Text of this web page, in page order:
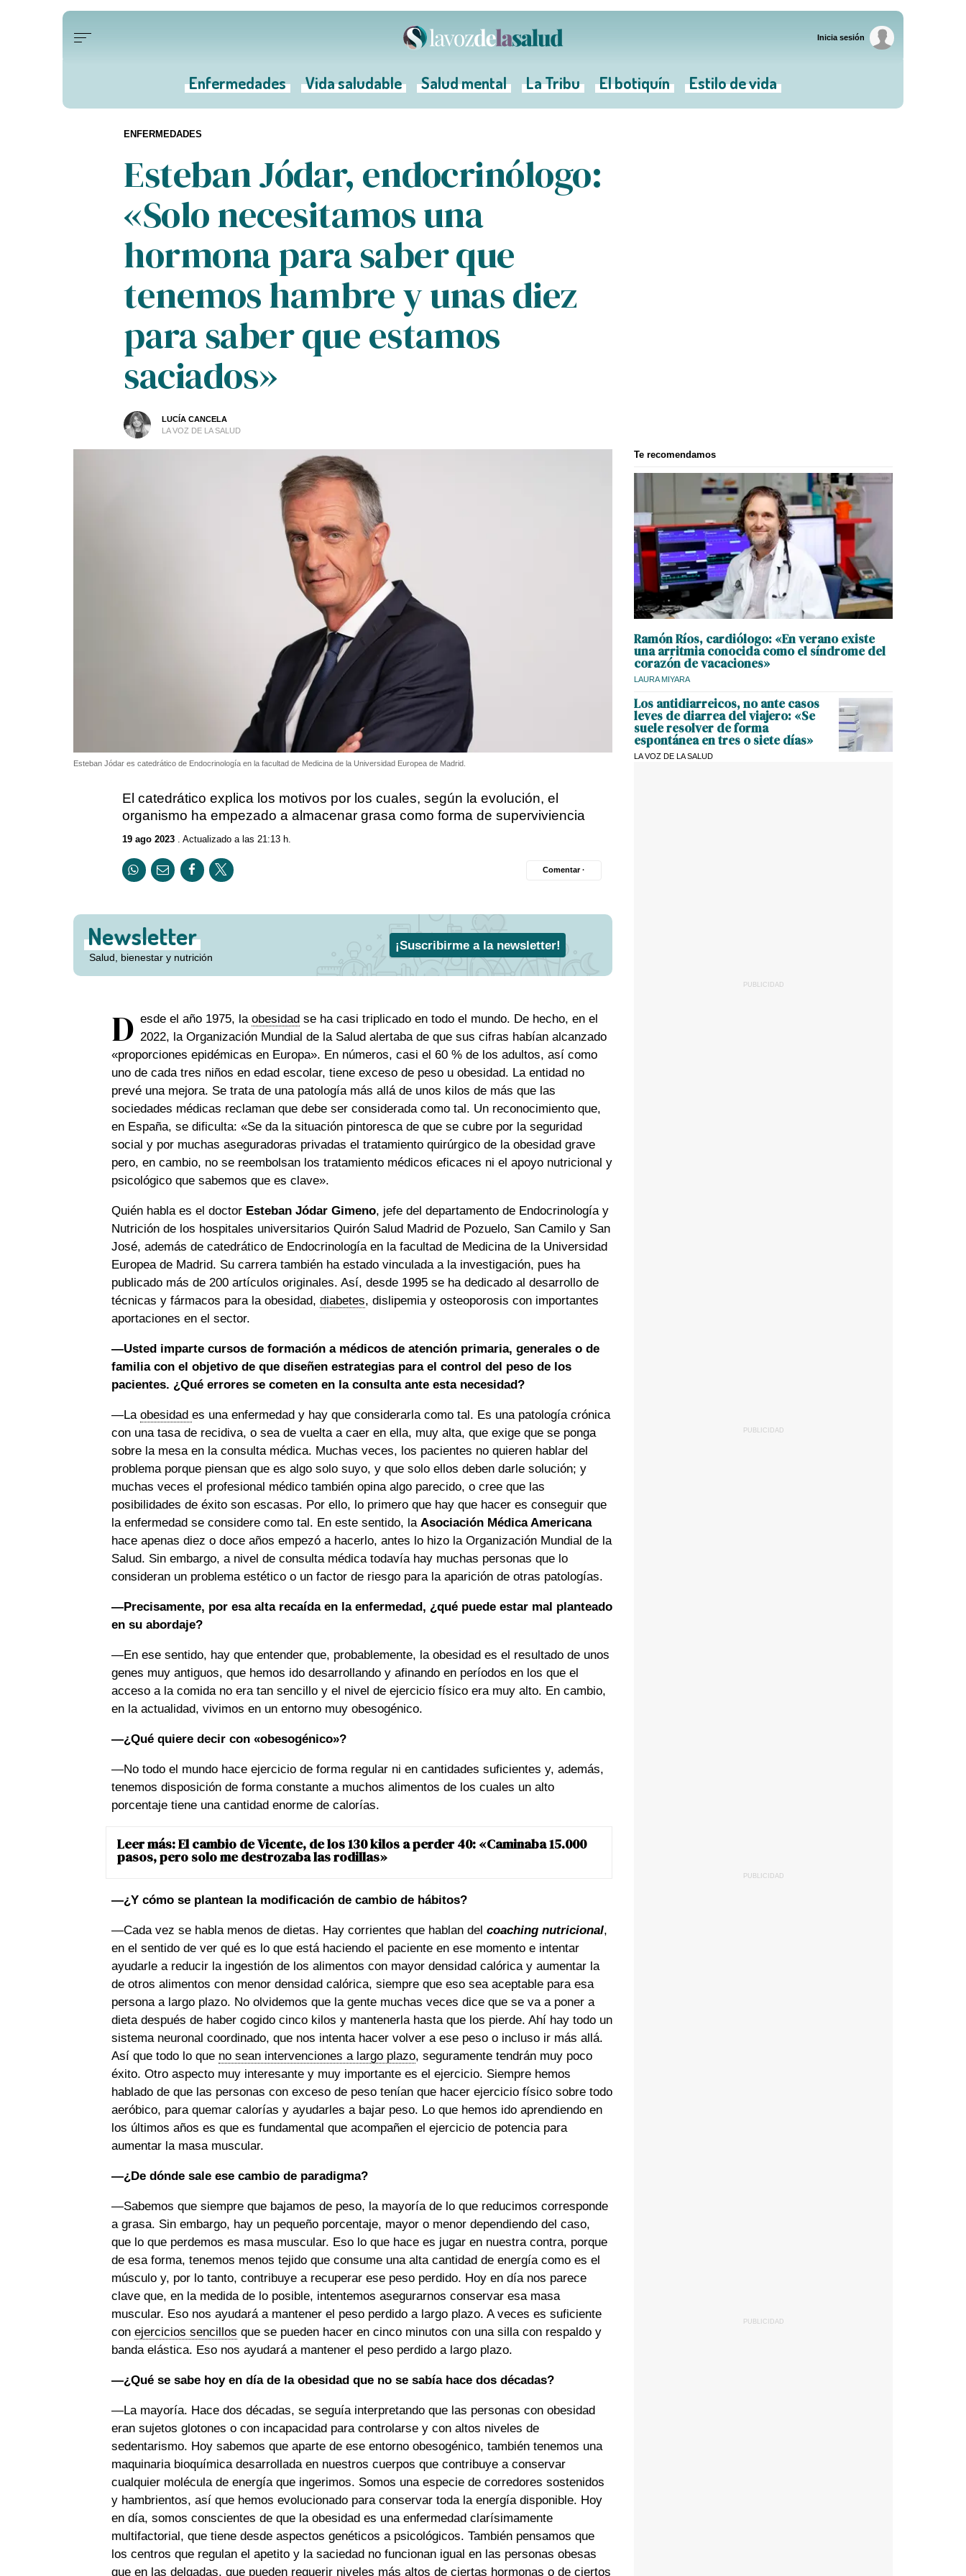
Inicia sesión
Enfermedades Vida saludable Salud mental La Tribu El botiquín Estilo de vida
Esteban Jódar, endocrinólogo:
«Solo necesitamos una
hormona para saber que
tenemos hambre y unas diez
para saber que estamos
saciados»
LUCÍA CANCELA
LA VOZ DE LA SALUD
ENFERMEDADES
Esteban Jódar es catedrático de Endocrinología en la facultad de Medicina de la Universidad Europea de Madrid.
El catedrático explica los motivos por los cuales, según la evolución, el
organismo ha empezado a almacenar grasa como forma de superviviencia
19 ago 2023. Actualizado a las 21:13 h.
Comentar ·
Newsletter
Salud, bienestar y nutrición
¡Suscribirme a la newsletter!
D esde el año 1975, la obesidad se ha casi triplicado en todo el mundo. De hecho, en el
2022, la Organización Mundial de la Salud alertaba de que sus cifras habían alcanzado
«proporciones epidémicas en Europa». En números, casi el 60 % de los adultos, así como
uno de cada tres niños en edad escolar, tiene exceso de peso u obesidad. La entidad no
prevé una mejora. Se trata de una patología más allá de unos kilos de más que las
sociedades médicas reclaman que debe ser considerada como tal. Un reconocimiento que,
en España, se dificulta: «Se da la situación pintoresca de que se cubre por la seguridad
social y por muchas aseguradoras privadas el tratamiento quirúrgico de la obesidad grave
pero, en cambio, no se reembolsan los tratamiento médicos eficaces ni el apoyo nutricional y
psicológico que sabemos que es clave».
Quién habla es el doctor Esteban Jódar Gimeno, jefe del departamento de Endocrinología y
Nutrición de los hospitales universitarios Quirón Salud Madrid de Pozuelo, San Camilo y San
José, además de catedrático de Endocrinología en la facultad de Medicina de la Universidad
Europea de Madrid. Su carrera también ha estado vinculada a la investigación, pues ha
publicado más de 200 artículos originales. Así, desde 1995 se ha dedicado al desarrollo de
técnicas y fármacos para la obesidad, diabetes, dislipemia y osteoporosis con importantes
aportaciones en el sector.
—Usted imparte cursos de formación a médicos de atención primaria, generales o de
familia con el objetivo de que diseñen estrategias para el control del peso de los
pacientes. ¿Qué errores se cometen en la consulta ante esta necesidad?
—La obesidad es una enfermedad y hay que considerarla como tal. Es una patología crónica
con una tasa de recidiva, o sea de vuelta a caer en ella, muy alta, que exige que se ponga
sobre la mesa en la consulta médica. Muchas veces, los pacientes no quieren hablar del
problema porque piensan que es algo solo suyo, y que solo ellos deben darle solución; y
muchas veces el profesional médico también opina algo parecido, o cree que las
posibilidades de éxito son escasas. Por ello, lo primero que hay que hacer es conseguir que
la enfermedad se considere como tal. En este sentido, la Asociación Médica Americana
hace apenas diez o doce años empezó a hacerlo, antes lo hizo la Organización Mundial de la
Salud. Sin embargo, a nivel de consulta médica todavía hay muchas personas que lo
consideran un problema estético o un factor de riesgo para la aparición de otras patologías.
—Precisamente, por esa alta recaída en la enfermedad, ¿qué puede estar mal planteado
en su abordaje?
—En ese sentido, hay que entender que, probablemente, la obesidad es el resultado de unos
genes muy antiguos, que hemos ido desarrollando y afinando en períodos en los que el
acceso a la comida no era tan sencillo y el nivel de ejercicio físico era muy alto. En cambio,
en la actualidad, vivimos en un entorno muy obesogénico.
—¿Qué quiere decir con «obesogénico»?
—No todo el mundo hace ejercicio de forma regular ni en cantidades suficientes y, además,
tenemos disposición de forma constante a muchos alimentos de los cuales un alto
porcentaje tiene una cantidad enorme de calorías.
Leer más:El cambio de Vicente, de los 130 kilos a perder 40: «Caminaba 15.000
pasos, pero solo me destrozaba las rodillas»
—¿Y cómo se plantean la modificación de cambio de hábitos?
—Cada vez se habla menos de dietas. Hay corrientes que hablan del coaching nutricional,
en el sentido de ver qué es lo que está haciendo el paciente en ese momento e intentar
ayudarle a reducir la ingestión de los alimentos con mayor densidad calórica y aumentar la
de otros alimentos con menor densidad calórica, siempre que eso sea aceptable para esa
persona a largo plazo. No olvidemos que la gente muchas veces dice que se va a poner a
dieta después de haber cogido cinco kilos y mantenerla hasta que los pierde. Ahí hay todo un
sistema neuronal coordinado, que nos intenta hacer volver a ese peso o incluso ir más allá.
Así que todo lo que no sean intervenciones a largo plazo, seguramente tendrán muy poco
éxito. Otro aspecto muy interesante y muy importante es el ejercicio. Siempre hemos
hablado de que las personas con exceso de peso tenían que hacer ejercicio físico sobre todo
aeróbico, para quemar calorías y ayudarles a bajar peso. Lo que hemos ido aprendiendo en
los últimos años es que es fundamental que acompañen el ejercicio de potencia para
aumentar la masa muscular.
—¿De dónde sale ese cambio de paradigma?
—Sabemos que siempre que bajamos de peso, la mayoría de lo que reducimos corresponde
a grasa. Sin embargo, hay un pequeño porcentaje, mayor o menor dependiendo del caso,
que lo que perdemos es masa muscular. Eso lo que hace es jugar en nuestra contra, porque
de esa forma, tenemos menos tejido que consume una alta cantidad de energía como es el
músculo y, por lo tanto, contribuye a recuperar ese peso perdido. Hoy en día nos parece
clave que, en la medida de lo posible, intentemos asegurarnos conservar esa masa
muscular. Eso nos ayudará a mantener el peso perdido a largo plazo. A veces es suficiente
con ejercicios sencillos que se pueden hacer en cinco minutos con una silla con respaldo y
banda elástica. Eso nos ayudará a mantener el peso perdido a largo plazo.
—¿Qué se sabe hoy en día de la obesidad que no se sabía hace dos décadas?
—La mayoría. Hace dos décadas, se seguía interpretando que las personas con obesidad
eran sujetos glotones o con incapacidad para controlarse y con altos niveles de
sedentarismo. Hoy sabemos que aparte de ese entorno obesogénico, también tenemos una
maquinaria bioquímica desarrollada en nuestros cuerpos que contribuye a conservar
cualquier molécula de energía que ingerimos. Somos una especie de corredores sostenidos
y hambrientos, así que hemos evolucionado para conservar toda la energía disponible. Hoy
en día, somos conscientes de que la obesidad es una enfermedad clarísimamente
multifactorial, que tiene desde aspectos genéticos a psicológicos. También pensamos que
los centros que regulan el apetito y la saciedad no funcionan igual en las personas obesas
que en las delgadas, que pueden requerir niveles más altos de ciertas hormonas o de ciertos
Te recomendamos
Ramón Ríos, cardiólogo: «En verano existe
una arritmia conocida como el síndrome del
corazón de vacaciones»
LAURA MIYARA
Los antidiarreicos, no ante casos
leves de diarrea del viajero: «Se
suele resolver de forma
espontánea en tres o siete días»
LA VOZ DE LA SALUD